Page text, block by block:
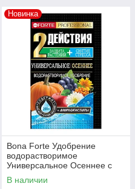
Новинка
Bona Forte Удобрение
водорастворимое
Универсальное Осеннее с
аминокислотами, 100г
В наличии